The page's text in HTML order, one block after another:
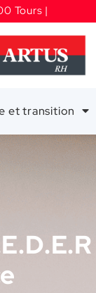
Tours |
et transition